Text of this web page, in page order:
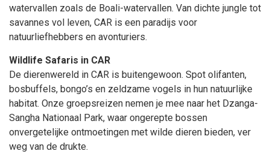
watervallen zoals de Boali-watervallen. Van dichte jungle tot
savannes vol leven, CAR is een paradijs voor
natuurliefhebbers en avonturiers.
Wildlife Safaris in CAR
De dierenwereld in CAR is buitengewoon. Spot olifanten,
bosbuffels, bongo’s en zeldzame vogels in hun natuurlijke
habitat. Onze groepsreizen nemen je mee naar het Dzanga-
Sangha Nationaal Park, waar ongerepte bossen
onvergetelijke ontmoetingen met wilde dieren bieden, ver
weg van de drukte.